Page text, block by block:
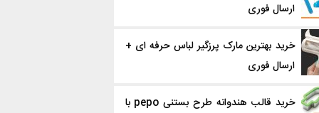
ارسال فوری
خرید بهترین مارک پرزگیر لباس حرفه ای +
ارسال فوری
خرید قالب هندوانه طرح بستنی pepo با